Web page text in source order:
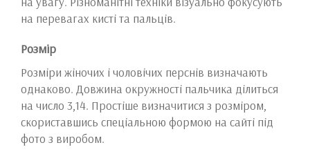
на перевагах кисті та пальців.
Розмір
Розміри жіночих і чоловічих перснів визначають
однаково. Довжина окружності пальчика ділиться
на число 3,14. Простіше визначитися з розміром,
скориставшись спеціальною формою на сайті під
фото з виробом.